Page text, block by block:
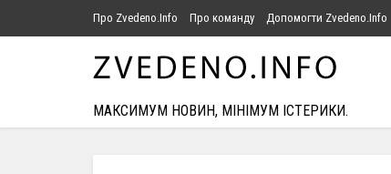
Про Zvedeno.Info Про команду Допомогти Zvedeno.Info
МАКСИМУМ НОВИН, МІНІМУМ ІСТЕРИКИ.